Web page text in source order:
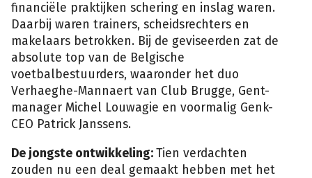
financiële praktijken schering en inslag waren.
Daarbij waren trainers, scheidsrechters en
makelaars betrokken. Bij de geviseerden zat de
absolute top van de Belgische
voetbalbestuurders, waaronder het duo
Verhaeghe-Mannaert van Club Brugge, Gent-
manager Michel Louwagie en voormalig Genk-
CEO Patrick Janssens.
De jongste ontwikkeling:Tien verdachten
zouden nu een deal gemaakt hebben met het